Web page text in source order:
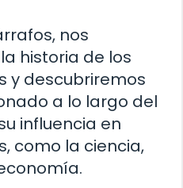
nos
historia de los
y descubriremos
a lo largo del
influencia en
como la ciencia,